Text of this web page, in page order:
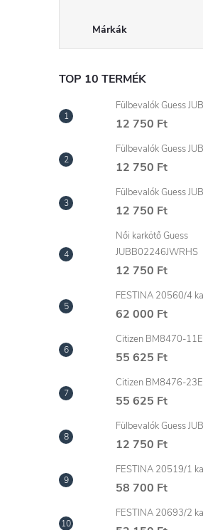
ó
p
a
n
l
Márkák
TOP 10 TERMÉK
Fülbevalók Guess
12 750 Ft
Fülbevalók Guess
12 750 Ft
Fülbevalók Guess
12 750 Ft
Női karkötő Guess
JUBB02246JWRHS
12 750 Ft
FESTINA 20560/4
62 000 Ft
Citizen BM8470-
55 625 Ft
Citizen BM8476-
55 625 Ft
Fülbevalók Guess
12 750 Ft
FESTINA 20519/1
58 700 Ft
FESTINA 20693/2